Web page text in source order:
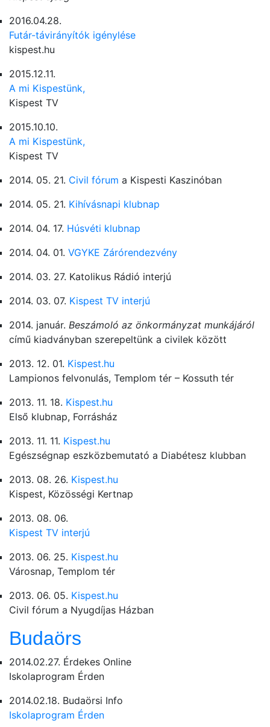
2016.04.28.
Futár-távirányítók igénylése
kispest.hu
2015.12.11.
A mi Kispestünk,
Kispest TV
2015.10.10.
A mi Kispestünk,
Kispest TV
2014. 05. 21. Civil fórum a Kispesti Kaszinóban
2014. 05. 21. Kihívásnapi klubnap
2014. 04. 17. Húsvéti klubnap
2014. 04. 01. VGYKE Zárórendezvény
2014. 03. 27. Katolikus Rádió interjú
2014. 03. 07. Kispest TV interjú
2014. január. Beszámoló az önkormányzat munkájáról
című kiadványban szerepeltünk a civilek között
2013. 12. 01. Kispest.hu
Lampionos felvonulás, Templom tér – Kossuth tér
2013. 11. 18. Kispest.hu
Első klubnap, Forrásház
2013. 11. 11. Kispest.hu
Egészségnap eszközbemutató a Diabétesz klubban
2013. 08. 26. Kispest.hu
Kispest, Közösségi Kertnap
2013. 08. 06.
Kispest TV interjú
2013. 06. 25. Kispest.hu
Városnap, Templom tér
2013. 06. 05. Kispest.hu
Civil fórum a Nyugdíjas Házban
Budaörs
2014.02.27. Érdekes Online
Iskolaprogram Érden
2014.02.18. Budaörsi Info
Iskolaprogram Érden